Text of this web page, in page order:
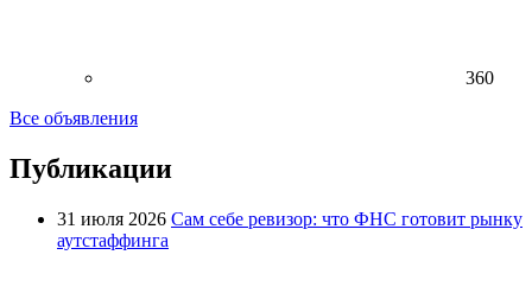
360
Все объявления
Публикации
31 июля 2026 Сам себе ревизор: что ФНС готовит рынку
аутстаффинга